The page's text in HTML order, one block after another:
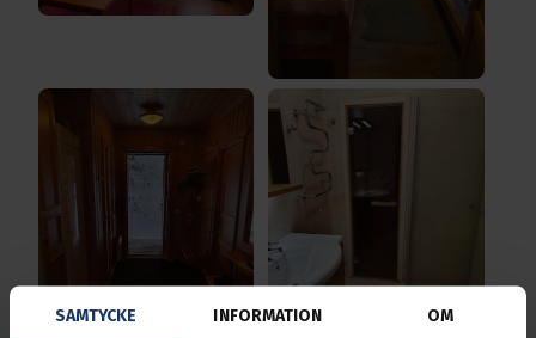
SAMTYCKE INFORMATION OM